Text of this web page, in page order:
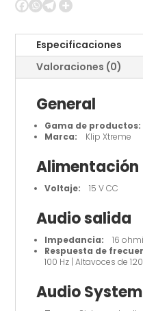
altavoces
Negro
cantidad
Especificaciones
Valoraciones (0)
General
Gama de productos:
Marca: Klip Xtreme
Alimentación
Voltaje: 15 V CC
Audio salida
Impedancia: 16
Respuesta de
100 Hz | Altavoces de
Audio System